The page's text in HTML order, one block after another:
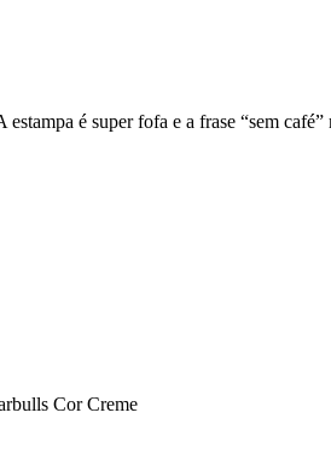
é super fofa e a frase “sem